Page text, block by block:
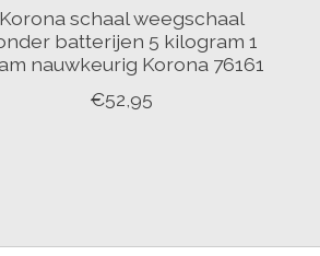
Korona schaal weegschaal
batterijen 5 kilogram 1
nauwkeurig Korona 76161
€52,95